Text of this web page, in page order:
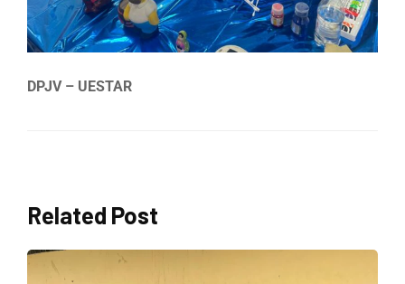
DPJV – UESTAR
Related Post